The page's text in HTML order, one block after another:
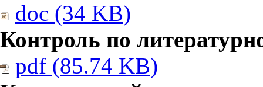
doc (34 KB)
Контроль по
pdf (85.74 KB)